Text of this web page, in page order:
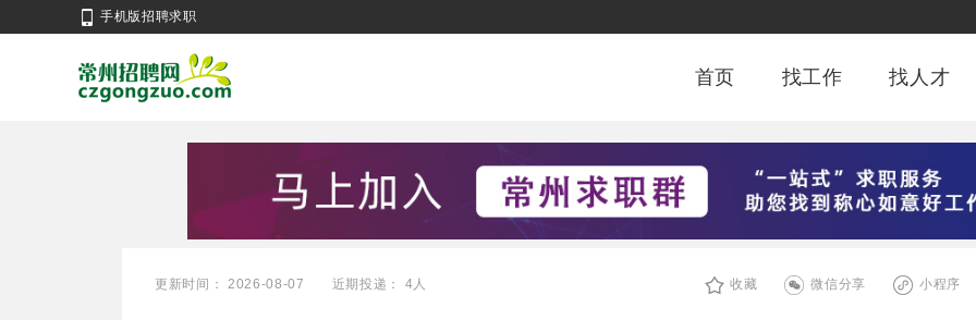
手机版招聘求职
首页 找工作 找人才
近期投递： 4人
更新时间： 2026-08-07 收藏 微信分享 小程序